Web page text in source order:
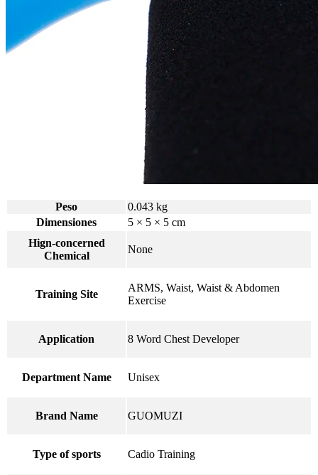
Peso
0.043 kg
Dimensiones
5 × 5 × 5 cm
Hign-concerned
Chemical
None
Training Site
ARMS, Waist, Waist & Abdomen
Exercise
Application 8 Word Chest Developer
Department Name Unisex
Brand Name GUOMUZI
Type of sports Cadio Training